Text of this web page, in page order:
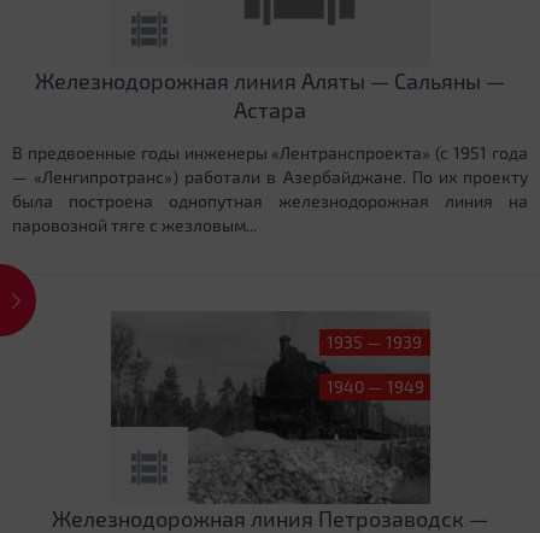
Железнодорожная линия Аляты — Сальяны —
Астара
В предвоенные годы инженеры «Лентранспроекта» (с 1951 года
— «Ленгипротранс») работали в Азербайджане. По их проекту
была построена однопутная железнодорожная линия на
паровозной тяге с жезловым...
1935 — 1939
1940 — 1949
Железнодорожная линия Петрозаводск —